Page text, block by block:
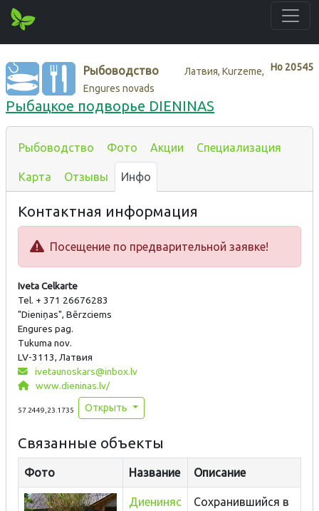
Нo 20545
Рыбоводство
Латвия, Kurzeme,
Engures novads
Рыбацкое подворье DIENINAS
Рыбоводство Фото Акции Специализация
Карта Отзывы Инфо
Контактная информация
Посещение по предварительной заявке!
Iveta Celkarte
Tel. + 371 26676283
"Dieniņas", Bērzciems
Engures pag.
Tukuma nov.
LV-3113, Латвия
ivetaunoskars@inbox.lv
www.dieninas.lv/
57.2449,23.1735 Открыть
Связанные объекты
Фото Название Описание
Диениняс
Сохранившийся в